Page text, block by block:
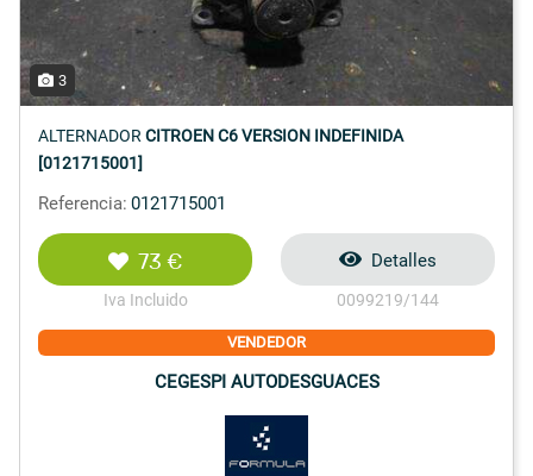
3
ALTERNADOR CITROEN C6 VERSION INDEFINIDA
[0121715001]
Referencia: 0121715001
73 €
Iva Incluido
Detalles
0099219/144
VENDEDOR
CEGESPI AUTODESGUACES